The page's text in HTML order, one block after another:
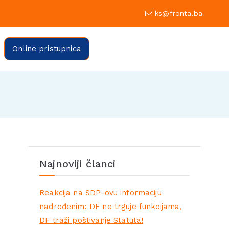
Sarajevo ks@fronta.ba
fronte Sarajevo
Online pristupnica
Najnoviji članci
Reakcija na SDP-ovu informaciju
nadređenim: DF ne trguje funkcijama,
DF traži poštivanje Statuta!